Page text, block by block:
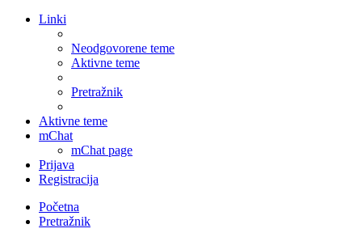
Linki
Neodgovorene teme
Aktivne teme
Pretražnik
Aktivne teme
mChat
mChat page
Prijava
Registracija
Početna
Pretražnik